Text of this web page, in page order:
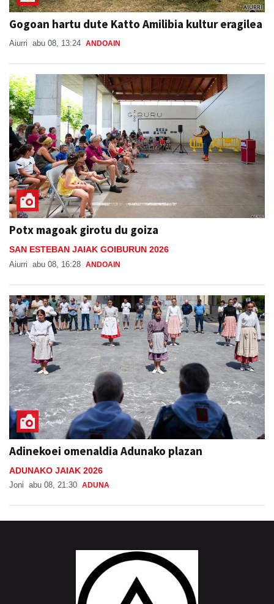
Gogoan hartu dute Katto Amilibia kultur eragilea
Aiurri abu 08, 13:24 ANDOAIN
Potx magoak girotu du goiza
SAN ESTEBAN JAIAK GOIBURUN 2026
Aiurri abu 08, 16:28 ANDOAIN
Adinekoei omenaldia Adunako plazan
ADUNAKO JAIAK 2026
Joni abu 08, 21:30 ADUNA